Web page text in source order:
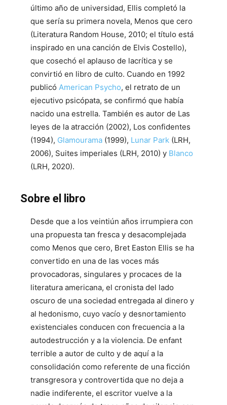
último año de universidad, Ellis completó la
que sería su primera novela, Menos que cero
(Literatura Random House, 2010; el título está
inspirado en una canción de Elvis Costello),
que cosechó el aplauso de lacrítica y se
convirtió en libro de culto. Cuando en 1992
publicó American Psycho, el retrato de un
ejecutivo psicópata, se confirmó que había
nacido una estrella. También es autor de Las
leyes de la atracción (2002), Los confidentes
(1994), Glamourama (1999), Lunar Park (LRH,
2006), Suites imperiales (LRH, 2010) y Blanco
(LRH, 2020).
Sobre el libro
Desde que a los veintiún años irrumpiera con
una propuesta tan fresca y desacomplejada
como Menos que cero, Bret Easton Ellis se ha
convertido en una de las voces más
provocadoras, singulares y procaces de la
literatura americana, el cronista del lado
oscuro de una sociedad entregada al dinero y
al hedonismo, cuyo vacío y desnortamiento
existenciales conducen con frecuencia a la
autodestrucción y a la violencia. De enfant
terrible a autor de culto y de aquí a la
consolidación como referente de una ficción
transgresora y controvertida que no deja a
nadie indiferente, el escritor vuelve a la